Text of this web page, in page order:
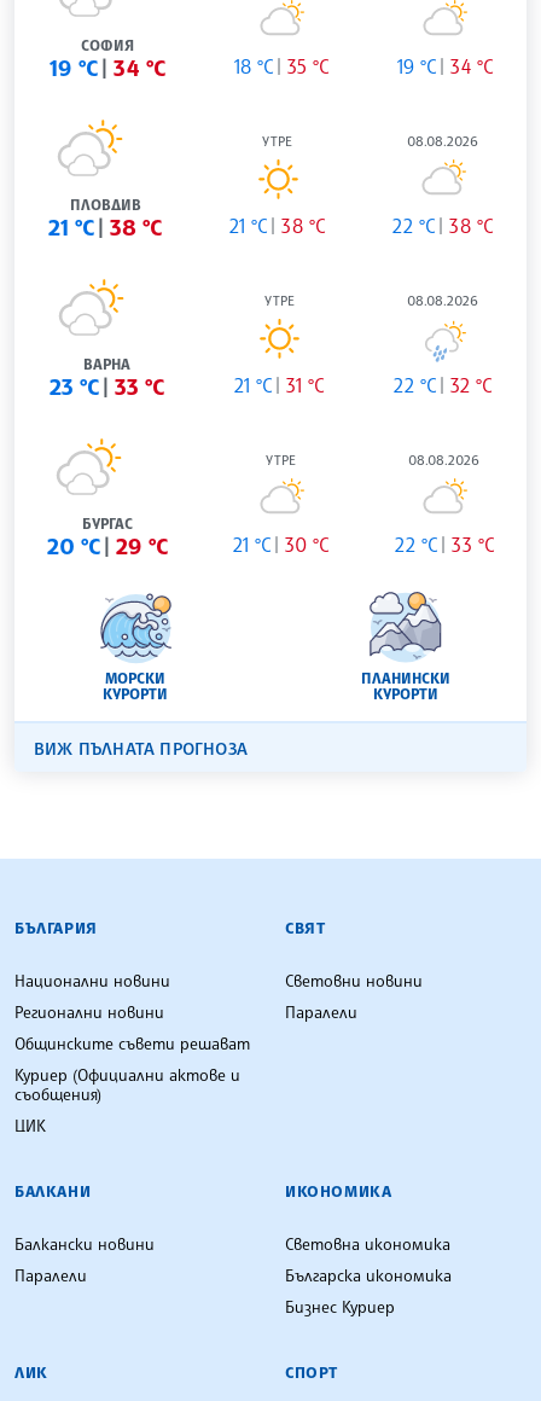
СОФИЯ
19 °C 34 °C 18 °C 35 °C 19 °C 34 °C
ПЛОВДИВ
21 °C 38 °C
УТРЕ
21 °C 38 °C
08.08.2026
22 °C 38 °C
ВАРНА
23 °C 33 °C
УТРЕ
21 °C 31 °C
08.08.2026
22 °C 32 °C
БУРГАС
20 °C 29 °C
УТРЕ
21 °C 30 °C
08.08.2026
22 °C 33 °C
МОРСКИ
КУРОРТИ
ПЛАНИНСКИ
КУРОРТИ
ВИЖ ПЪЛНАТА ПРОГНОЗА
БЪЛГАРСКА ТЕЛЕГРАФНА АГЕНЦИЯ
БЪЛГАРИЯ
Национални новини
Регионални новини
Общинските съвети решават
Куриер (Официални актове и
съобщения)
ЦИК
СВЯТ
Световни новини
Паралели
БАЛКАНИ
Балкански новини
Паралели
ИКОНОМИКА
Световна икономика
Българска икономика
Бизнес Куриер
ЛИК СПОРТ